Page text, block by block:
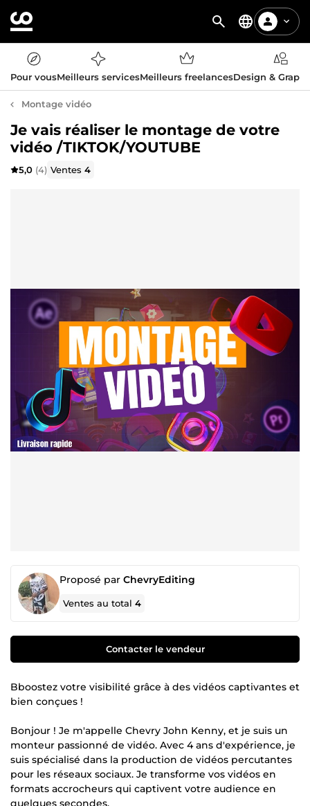
Pour vousMeilleurs servicesMeilleurs freelancesDesign &
Montage vidéo
Je vais réaliser le montage de votre
vidéo /TIKTOK/YOUTUBE
5,0 (4) Ventes4
Proposé par ChevryEditing
Ventes au total4
Contacter le vendeur
Bboostez votre visibilité grâce à des vidéos captivantes et
bien conçues !
Bonjour ! Je m'appelle Chevry John Kenny, et je suis un
monteur passionné de vidéo. Avec 4 ans d'expérience, je
suis spécialisé dans la production de vidéos percutantes
pour les réseaux sociaux. Je transforme vos vidéos en
formats accrocheurs qui captivent votre audience en
quelques secondes.